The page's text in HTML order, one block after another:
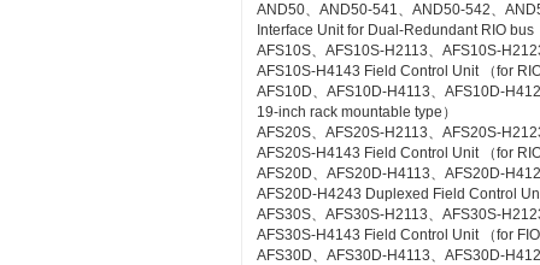
AND50、AND50-541、AND50-542、
Interface Unit for Dual-Redundant RIO
AFS10S、AFS10S-H2113、AFS10S-
AFS10S-H4143 Field Control Unit （for
AFS10D、AFS10D-H4113、AFS10D-
19-inch rack mountable type）
AFS20S、AFS20S-H2113、AFS20S-
AFS20S-H4143 Field Control Unit （for
AFS20D、AFS20D-H4113、AFS20D-
AFS20D-H4243 Duplexed Field Control
AFS30S、AFS30S-H2113、AFS30S-
AFS30S-H4143 Field Control Unit （for
AFS30D、AFS30D-H4113、AFS30D-